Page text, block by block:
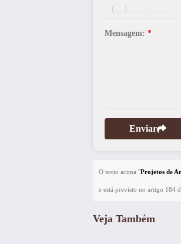
Mensagem: *
Enviar
O texto acima "Projetos de
e está previsto no artigo 184
Veja Também